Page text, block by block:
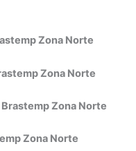
Zona Norte
Zona Norte
Zona Norte
Zona Norte